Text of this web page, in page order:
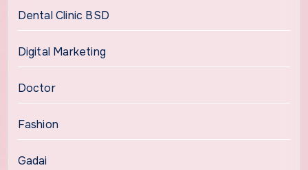
Dental Clinic BSD
Digital Marketing
Doctor
Fashion
Gadai